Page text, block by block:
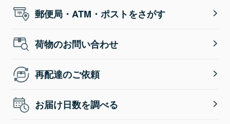
郵便局・ATM・ポストをさがす
荷物のお問い合わせ
再配達のご依頼
お届け日数を調べる